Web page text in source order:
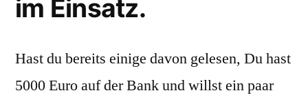
im Einsatz.
Hast du bereits einige davon gelesen, Du hast
5000 Euro auf der Bank und willst ein paar